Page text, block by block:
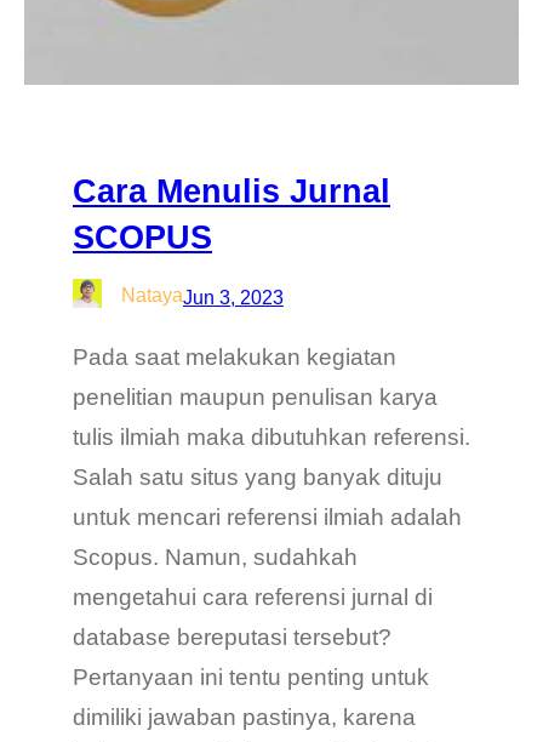
Cara Menulis Jurnal
SCOPUS
NatayaJun 3, 2023
Pada saat melakukan kegiatan
penelitian maupun penulisan karya
tulis ilmiah maka dibutuhkan referensi.
Salah satu situs yang banyak dituju
untuk mencari referensi ilmiah adalah
Scopus. Namun, sudahkah
mengetahui cara referensi jurnal di
database bereputasi tersebut?
Pertanyaan ini tentu penting untuk
dimiliki jawaban pastinya, karena